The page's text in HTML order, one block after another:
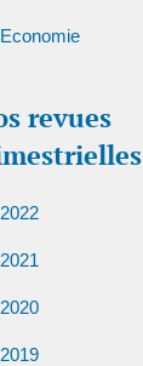
Economie
revues
2022
2021
2020
2019